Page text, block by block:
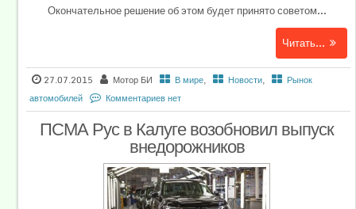
Окончательное решение об этом будет принято советом...
Читать...
27.07.2015 Мотор БИ В мире, Новости,
Рынок
автомобилей
Комментариев нет
ПСМА Рус в Калуге возобновил выпуск
внедорожников